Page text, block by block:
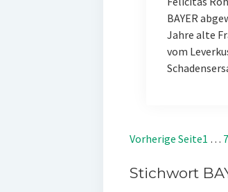
BAYER
Jahre alte
vom
Vorherige Seite1 …
Stichwort